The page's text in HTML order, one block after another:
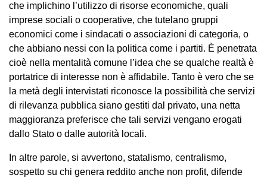
che implichino l’utilizzo di risorse economiche, quali
imprese sociali o cooperative, che tutelano gruppi
economici come i sindacati o associazioni di categoria, o
che abbiano nessi con la politica come i partiti. È penetrata
cioè nella mentalità comune l’idea che se qualche realtà è
portatrice di interesse non è affidabile. Tanto è vero che se
la metà degli intervistati riconosce la possibilità che servizi
di rilevanza pubblica siano gestiti dal privato, una netta
maggioranza preferisce che tali servizi vengano erogati
dallo Stato o dalle autorità locali.
In altre parole, si avvertono, statalismo, centralismo,
sospetto su chi genera reddito anche non profit, difende